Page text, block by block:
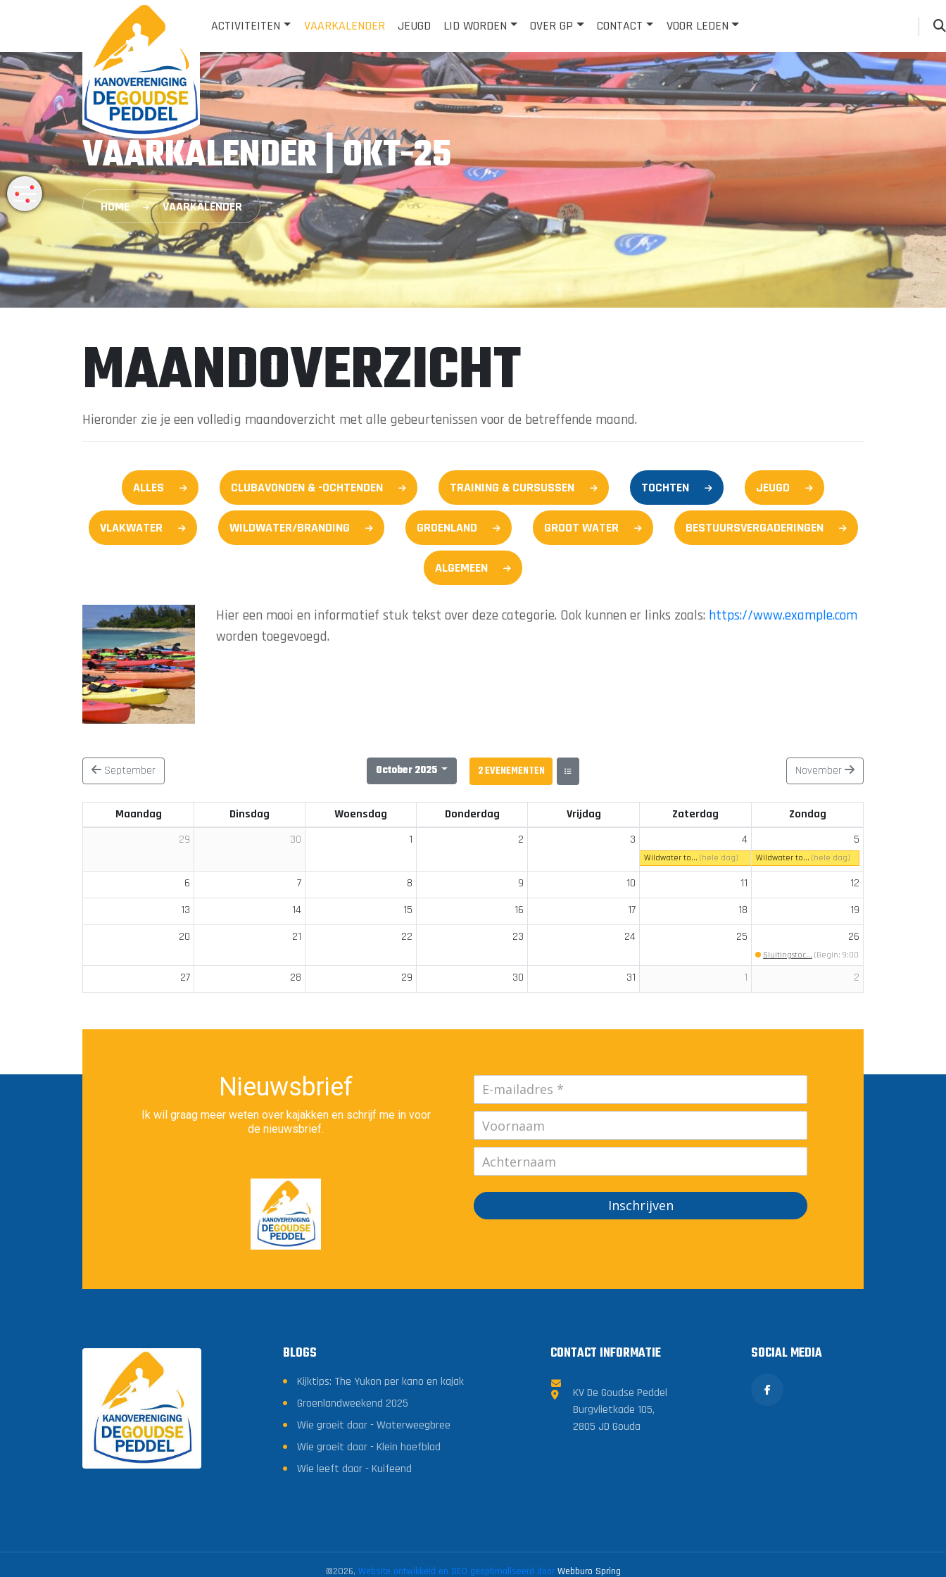
ACTIVITEITEN VAARKALENDER JEUGD LID WORDEN OVER GP CONTACT VOOR LEDEN
VAARKALENDER | OKT-25
HOME VAARKALENDER
MAANDOVERZICHT
Hieronder zie je een volledig maandoverzicht met alle gebeurtenissen voor de betreffende maand.
ALLES CLUBAVONDEN & -OCHTENDEN TRAINING & CURSUSSEN TOCHTEN JEUGD
VLAKWATER WILDWATER/BRANDING GROENLAND GROOT WATER BESTUURSVERGADERINGEN
ALGEMEEN
Hier een mooi en informatief stuk tekst over deze categorie. Ook kunnen er links zoals: https://www.example.com
worden toegevoegd.
September October 2025 2 EVENEMENTEN November
Maandag Dinsdag Woensdag Donderdag Vrijdag Zaterdag Zondag
29 30 1 2 3 4
Wildwater to... (hele dag)
5
Wildwater to... (hele dag)
6 7 8 9 10 11
12
13
14 15 16 17 18
19
20
21 22 23 24 25 26
Sluitingstoc... (Begin: 9:00)
27 28 29 30 31 1 2
Nieuwsbrief
Ik wil graag meer weten over kajakken en schrijf me in voor
de nieuwsbrief.
Inschrijven
BLOGS
Kijktips: The Yukon per kano en kajak
Groenlandweekend 2025
Wie groeit daar - Waterweegbree
Wie groeit daar - Klein hoefblad
Wie leeft daar - Kuifeend
CONTACT INFORMATIE
KV De Goudse Peddel
Burgvlietkade 105,
2805 JD Gouda
SOCIAL MEDIA
©2026, Website ontwikkeld en SEO geoptimaliseerd door Webburo Spring